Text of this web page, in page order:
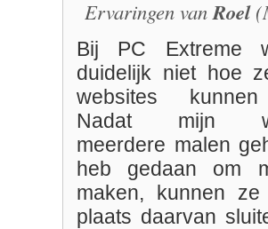
Ervaringen vanRoel
Bij PC Extreme
duidelijk niet hoe
websites
Nadat mijn
meerdere malen
heb gedaan om
maken, kunnen
plaats daarvan